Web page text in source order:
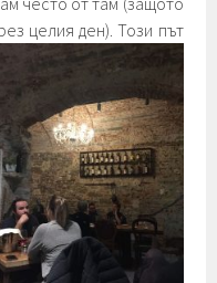
целия ден). Този път